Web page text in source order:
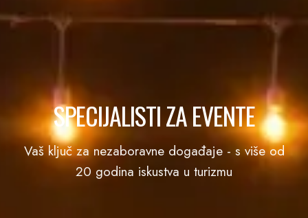
SPECIJALISTI ZA EVENTE
Vaš ključ za nezaboravne događaje - s više od
20 godina iskustva u turizmu